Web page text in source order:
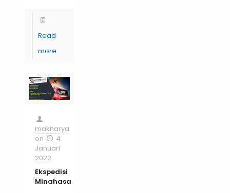
Read
more
makharya
on
4
Januari
2022
Ekspedisi
Minahasa